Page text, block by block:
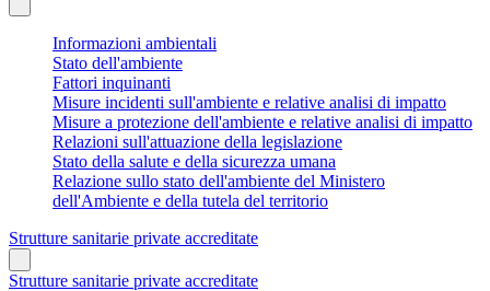
Informazioni ambientali
Stato dell'ambiente
Fattori inquinanti
Misure incidenti sull'ambiente e relative analisi di impatto
Misure a protezione dell'ambiente e relative analisi di impatto
Relazioni sull'attuazione della legislazione
Stato della salute e della sicurezza umana
Relazione sullo stato dell'ambiente del Ministero
dell'Ambiente e della tutela del territorio
Strutture sanitarie private accreditate
Strutture sanitarie private accreditate